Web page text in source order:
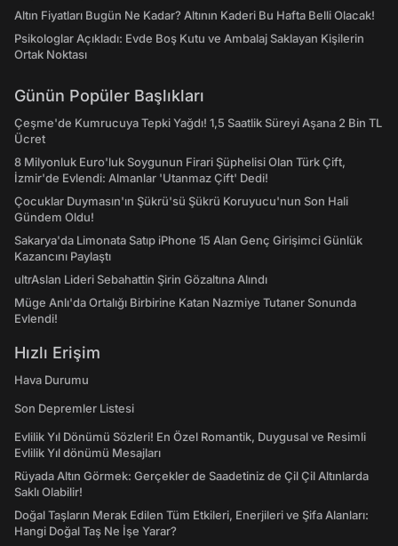
Altın Fiyatları Bugün Ne Kadar? Altının Kaderi Bu Hafta Belli Olacak!
Psikologlar Açıkladı: Evde Boş Kutu ve Ambalaj Saklayan Kişilerin
Ortak Noktası
Günün Popüler Başlıkları
Çeşme'de Kumrucuya Tepki Yağdı! 1,5 Saatlik Süreyi Aşana 2 Bin TL
Ücret
8 Milyonluk Euro'luk Soygunun Firari Şüphelisi Olan Türk Çift,
İzmir'de Evlendi: Almanlar 'Utanmaz Çift' Dedi!
Çocuklar Duymasın'ın Şükrü'sü Şükrü Koruyucu'nun Son Hali
Gündem Oldu!
Sakarya'da Limonata Satıp iPhone 15 Alan Genç Girişimci Günlük
Kazancını Paylaştı
ultrAslan Lideri Sebahattin Şirin Gözaltına Alındı
Müge Anlı'da Ortalığı Birbirine Katan Nazmiye Tutaner Sonunda
Evlendi!
Hızlı Erişim
Hava Durumu
Son Depremler Listesi
Evlilik Yıl Dönümü Sözleri! En Özel Romantik, Duygusal ve Resimli
Evlilik Yıl dönümü Mesajları
Rüyada Altın Görmek: Gerçekler de Saadetiniz de Çil Çil Altınlarda
Saklı Olabilir!
Doğal Taşların Merak Edilen Tüm Etkileri, Enerjileri ve Şifa Alanları:
Hangi Doğal Taş Ne İşe Yarar?